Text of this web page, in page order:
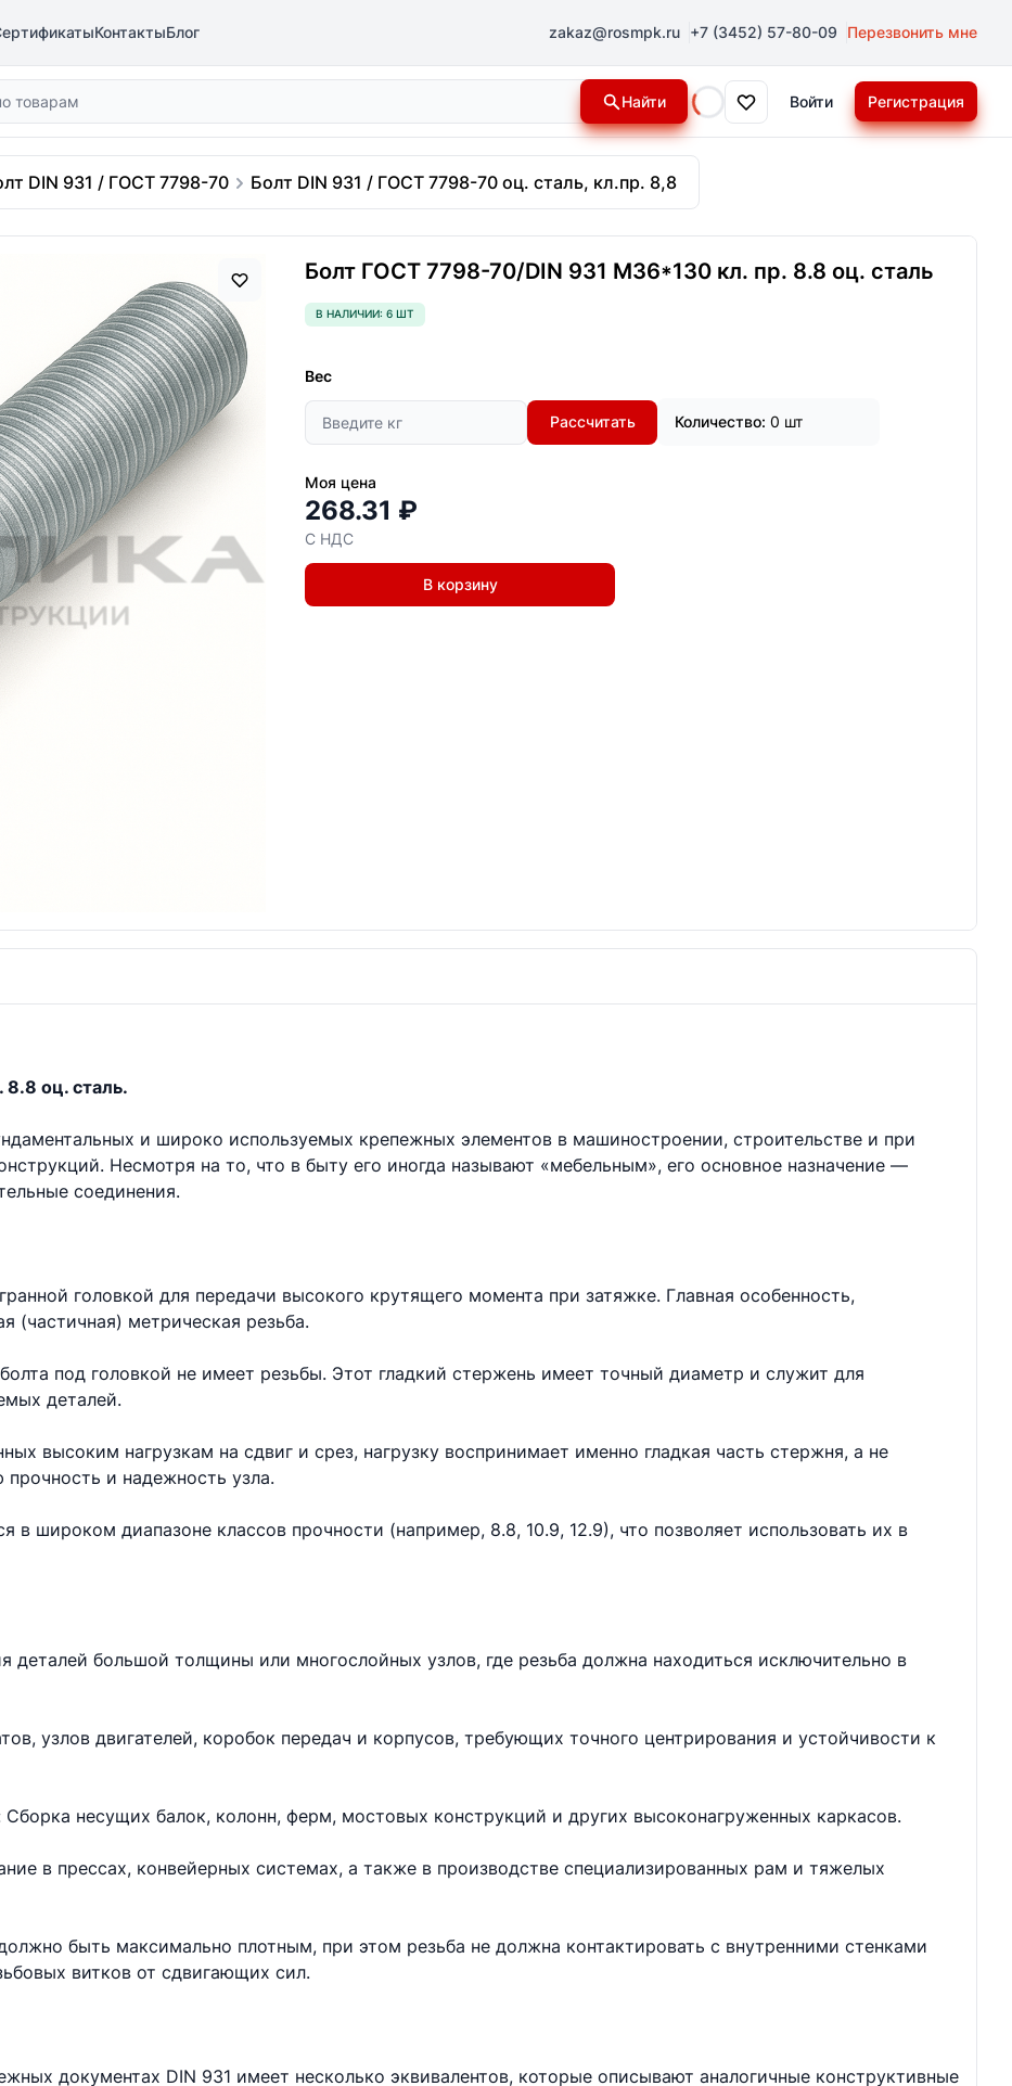
КонтактыБлог zakaz@rosmpk.ru +7 (3452) 57-80-09 Перезвонить мне
Найти
Loading...
Войти Регистрация
DIN 931 / ГОСТ 7798-70 Болт DIN 931 / ГОСТ 7798-70 оц. сталь, кл.пр. 8,8
Болт ГОСТ 7798-70/DIN 931 М36*130 кл. пр. 8.8 оц. сталь
В НАЛИЧИИ: 6 ШТ
Вес
Рассчитать Количество: 0 шт
Моя цена
268.31 ₽
С НДС
В корзину
оц. сталь.
и широко используемых крепежных элементов в машиностроении, строительстве и при
Несмотря на то, что в быту его иногда называют «мебельным», его основное назначение —
соединения.
головкой для передачи высокого крутящего момента при затяжке. Главная особенность,
(частичная) метрическая резьба.
под головкой не имеет резьбы. Этот гладкий стержень имеет точный диаметр и служит для
деталей.
высоким нагрузкам на сдвиг и срез, нагрузку воспринимает именно гладкая часть стержня, а не
и надежность узла.
в широком диапазоне классов прочности (например, 8.8, 10.9, 12.9), что позволяет использовать их в
деталей большой толщины или многослойных узлов, где резьба должна находиться исключительно в
узлов двигателей, коробок передач и корпусов, требующих точного центрирования и устойчивости к
несущих балок, колонн, ферм, мостовых конструкций и других высоконагруженных каркасов.
в прессах, конвейерных системах, а также в производстве специализированных рам и тяжелых
быть максимально плотным, при этом резьба не должна контактировать с внутренними стенками
витков от сдвигающих сил.
документах DIN 931 имеет несколько эквивалентов, которые описывают аналогичные конструктивные